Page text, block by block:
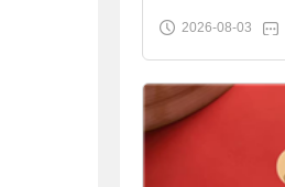
袋装9.9元到手
2026-08-03